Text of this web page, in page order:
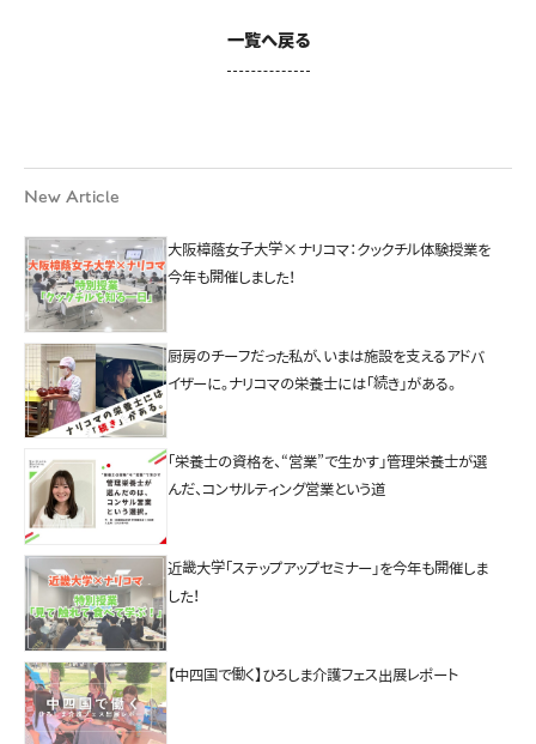
一覧へ戻る
New Article
大阪樟蔭女子大学×ナリコマ：クックチル体験授業を
今年も開催しました！
厨房のチーフだった私が、いまは施設を支えるアドバ
イザーに。ナリコマの栄養士には「続き」がある。
「栄養士の資格を、“営業”で生かす」管理栄養士が選
んだ、コンサルティング営業という道
近畿大学「ステップアップセミナー」を今年も開催しま
した！
【中四国で働く】ひろしま介護フェス出展レポート